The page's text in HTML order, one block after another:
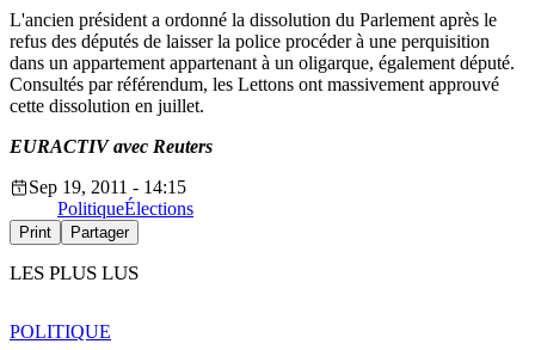
L'ancien président a ordonné la dissolution du Parlement après le
refus des députés de laisser la police procéder à une perquisition
dans un appartement appartenant à un oligarque, également député.
Consultés par référendum, les Lettons ont massivement approuvé
cette dissolution en juillet.
EURACTIV avec Reuters
Sep 19, 2011 - 14:15
PolitiqueÉlections
Print Partager
LES PLUS LUS
POLITIQUE